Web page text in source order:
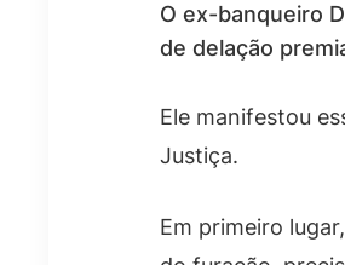
O ex-banqueiro
de delação
Ele manifestou
Justiça.
Em primeiro